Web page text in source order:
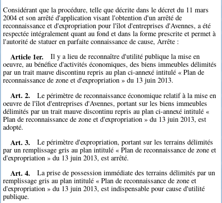
Considérant que la procédure, telle que décrite dans le décret du 11 mars
2004 et son arrêté d'application visant l'obtention d'un arrêté de
reconnaissance et d'expropriation pour l'îlot d'entreprises d'Avennes, a été
respectée intégralement quant au fond et dans la forme prescrite et permet à
l'autorité de statuer en parfaite connaissance de cause, Arrête :
Article 1er.
Il y a lieu de reconnaître d'utilité publique la mise en
oeuvre, au bénéfice d'activités économiques, des biens immeubles délimités
par un trait mauve discontinu repris au plan ci-annexé intitulé « Plan de
reconnaissance de zone et d'expropriation » du 13 juin 2013.
Art. 2.
Le périmètre de reconnaissance économique relatif à la mise en
oeuvre de l'îlot d'entreprises d'Avennes, portant sur les biens immeubles
délimités par un trait mauve discontinu repris au plan ci-annexé intitulé «
Plan de reconnaissance de zone et d'expropriation » du 13 juin 2013, est
adopté.
Art. 3.
Le périmètre d'expropriation, portant sur les terrains délimités
par un remplissage gris au plan intitulé « Plan de reconnaissance de zone et
d'expropriation » du 13 juin 2013, est arrêté.
Art. 4.
La prise de possession immédiate des terrains délimités par un
remplissage gris au plan intitulé « Plan de reconnaissance de zone et
d'expropriation » du 13 juin 2013, est indispensable pour cause d'utilité
publique.